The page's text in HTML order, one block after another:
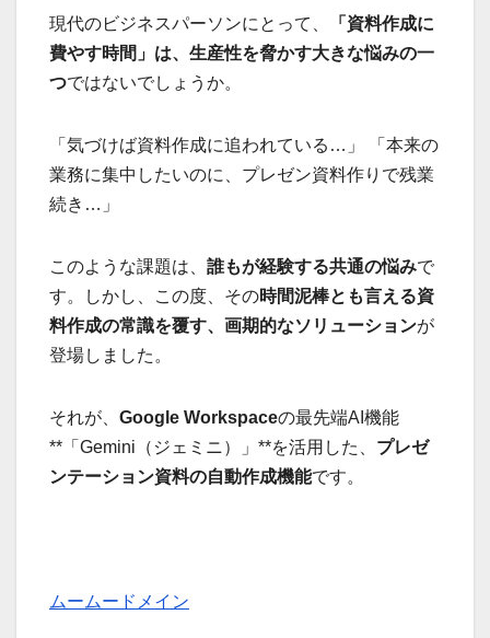
現代のビジネスパーソンにとって、
「資料作成に
費やす時間」は、生産性を脅かす大きな悩みの一
つではないでしょうか。
「気づけば資料作成に追われている…」 「本来の
業務に集中したいのに、プレゼン資料作りで残業
続き…」
このような課題は、 誰もが経験する共通の悩みで
す。しかし、この度、その時間泥棒とも言える資
料作成の常識を覆す、画期的なソリューションが
登場しました。
それが、 Google Workspaceの最先端AI機能
**「Gemini（ジェミニ）」**を活用した、 プレゼ
ンテーション資料の自動作成機能です。
ムームードメイン